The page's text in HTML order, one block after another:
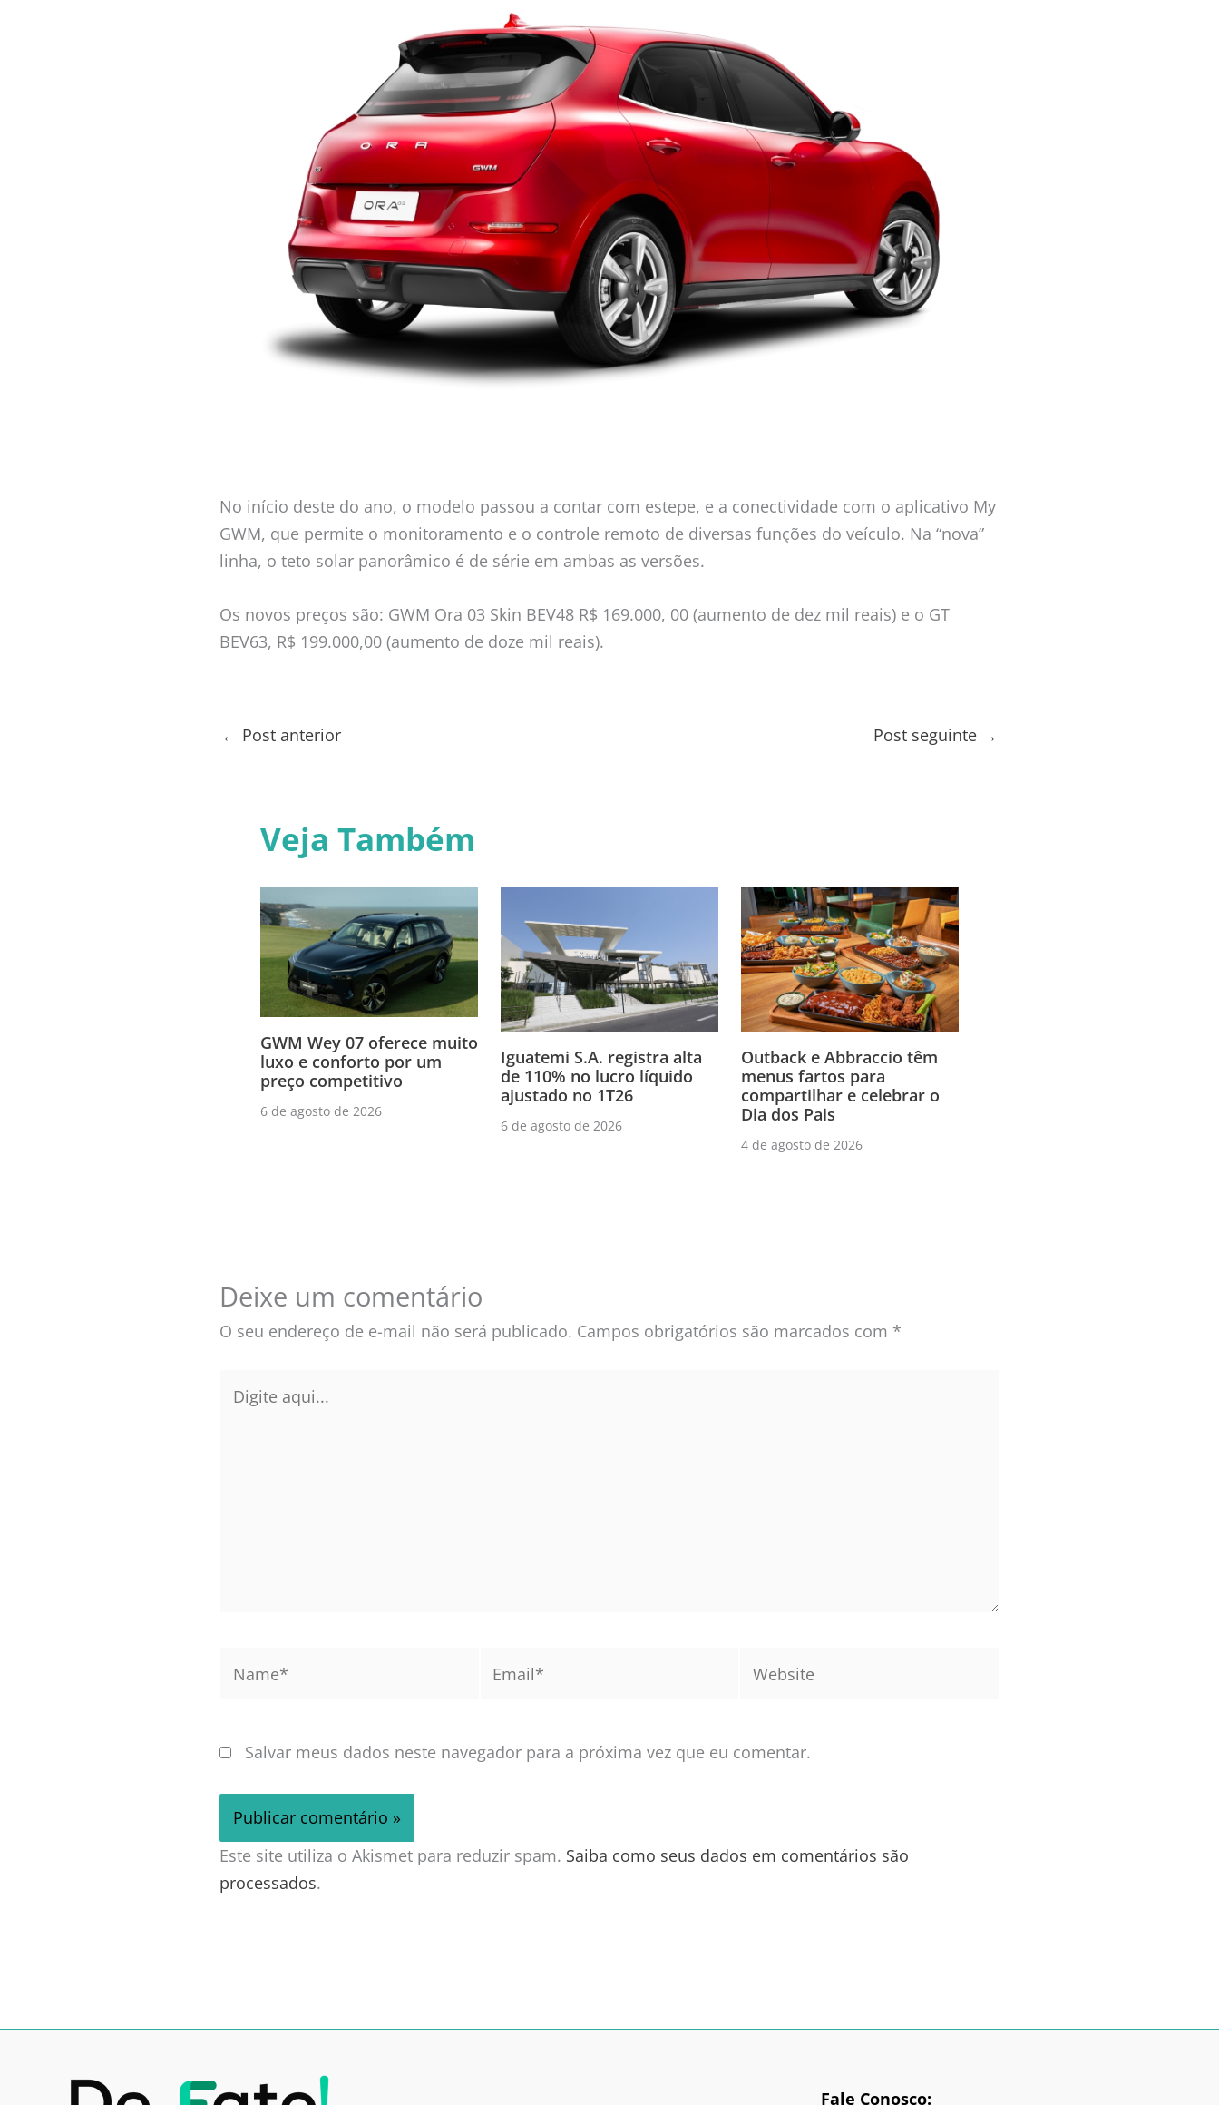
No início deste do ano, o modelo passou a contar com estepe, e a conectividade com o aplicativo My
GWM, que permite o monitoramento e o controle remoto de diversas funções do veículo. Na “nova”
linha, o teto solar panorâmico é de série em ambas as versões.
Os novos preços são: GWM Ora 03 Skin BEV48 R$ 169.000, 00 (aumento de dez mil reais) e o GT
BEV63, R$ 199.000,00 (aumento de doze mil reais).
← Post anterior Post seguinte →
Veja Também
GWM Wey 07 oferece muito
luxo e conforto por um
preço competitivo
6 de agosto de 2026
Iguatemi S.A. registra alta
de 110% no lucro líquido
ajustado no 1T26
6 de agosto de 2026
Outback e Abbraccio têm
menus fartos para
compartilhar e celebrar o
Dia dos Pais
4 de agosto de 2026
Deixe um comentário
O seu endereço de e-mail não será publicado. Campos obrigatórios são marcados com *
aqui...
Salvar meus dados neste navegador para a próxima vez que eu comentar.
Este site utiliza o Akismet para reduzir spam. Saiba como seus dados em comentários são
processados.
Fale Conosco: